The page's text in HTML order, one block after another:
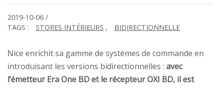
2019-10-06 /
TAGS :
STORES INTÉRIEURS , BIDIRECTIONNELLE
Nice enrichit sa gamme de systèmes de commande en
introduisant les versions bidirectionnelles : avec
l’émetteur Era One BD et le récepteur OXI BD, il est